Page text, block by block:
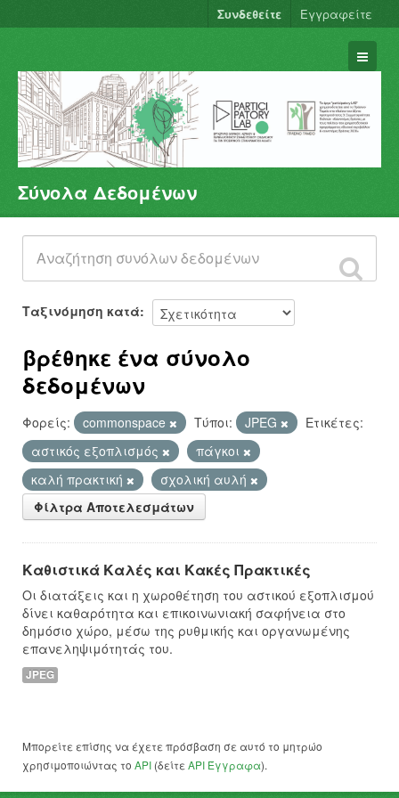
Συνδεθείτε Εγγραφείτε
Σύνολα Δεδομένων
Φορείς
Ομάδες
Σχετικά
Σύνολα Δεδομένων
Ταξινόμηση κατά
βρέθηκε ένα σύνολο
δεδομένων
Φορείς: commonspace Τύποι: JPEG
Ετικέτες:
αστικός εξοπλισμός
πάγκοι
καλή πρακτική
σχολική αυλή
Φίλτρα Αποτελεσμάτων
Καθιστικά Καλές και Κακές Πρακτικές
Οι διατάξεις και η χωροθέτηση του αστικού εξοπλισμού
δίνει καθαρότητα και επικοινωνιακή σαφήνεια στο
δημόσιο χώρο, μέσω της ρυθμικής και οργανωμένης
επανεληψιμότητάς του.
JPEG
Μπορείτε επίσης να έχετε πρόσβαση σε αυτό το μητρώο
χρησιμοποιώντας το API (δείτε API Έγγραφα).